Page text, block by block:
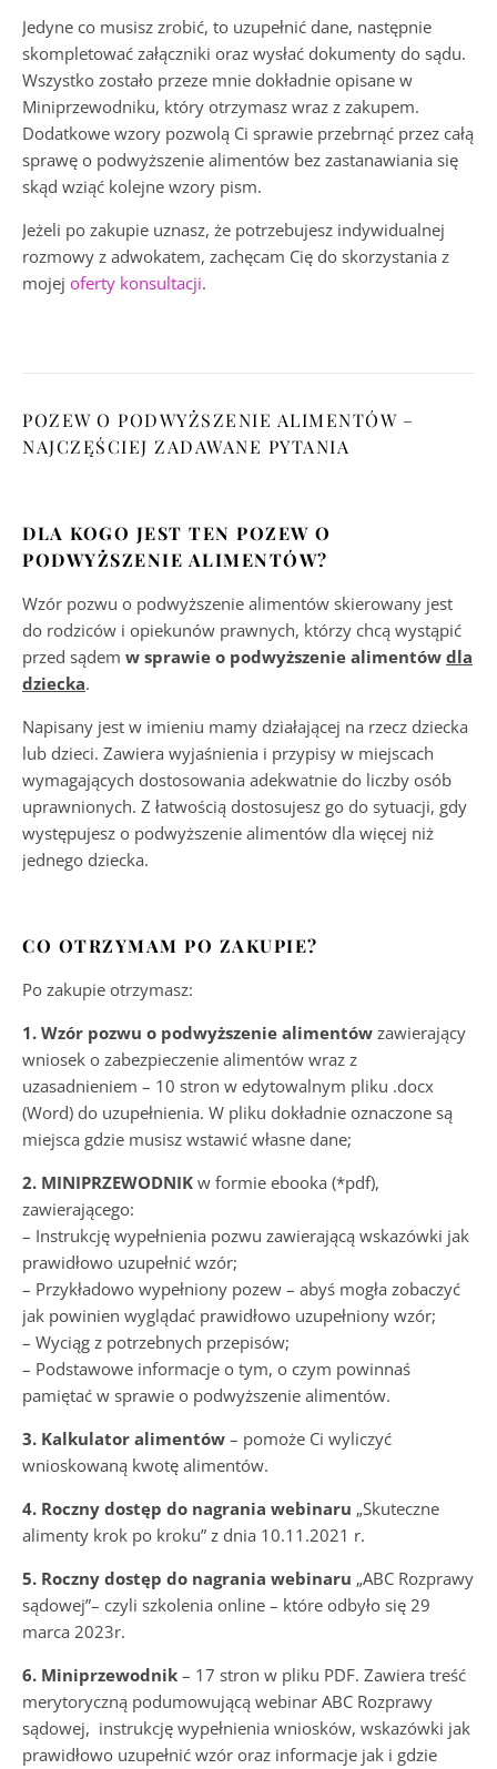
Jedyne co musisz zrobić, to uzupełnić dane, następnie
skompletować załączniki oraz wysłać dokumenty do sądu.
Wszystko zostało przeze mnie dokładnie opisane w
Miniprzewodniku, który otrzymasz wraz z zakupem.
Dodatkowe wzory pozwolą Ci sprawie przebrnąć przez całą
sprawę o podwyższenie alimentów bez zastanawiania się
skąd wziąć kolejne wzory pism.
Jeżeli po zakupie uznasz, że potrzebujesz indywidualnej
rozmowy z adwokatem, zachęcam Cię do skorzystania z
mojej oferty konsultacji.
POZEW O PODWYŻSZENIE ALIMENTÓW –
NAJCZĘŚCIEJ ZADAWANE PYTANIA
DLA KOGO JEST TEN POZEW O
PODWYŻSZENIE ALIMENTÓW?
Wzór pozwu o podwyższenie alimentów skierowany jest
do rodziców i opiekunów prawnych, którzy chcą wystąpić
przed sądem w sprawie o podwyższenie alimentów dla
dziecka.
Napisany jest w imieniu mamy działającej na rzecz dziecka
lub dzieci. Zawiera wyjaśnienia i przypisy w miejscach
wymagających dostosowania adekwatnie do liczby osób
uprawnionych. Z łatwością dostosujesz go do sytuacji, gdy
występujesz o podwyższenie alimentów dla więcej niż
jednego dziecka.
CO OTRZYMAM PO ZAKUPIE?
Po zakupie otrzymasz:
1. Wzór pozwu o podwyższenie alimentów zawierający
wniosek o zabezpieczenie alimentów wraz z
uzasadnieniem – 10 stron w edytowalnym pliku .docx
(Word) do uzupełnienia. W pliku dokładnie oznaczone są
miejsca gdzie musisz wstawić własne dane;
2. MINIPRZEWODNIK w formie ebooka (*pdf),
zawierającego:
– Instrukcję wypełnienia pozwu zawierającą wskazówki jak
prawidłowo uzupełnić wzór;
– Przykładowo wypełniony pozew – abyś mogła zobaczyć
jak powinien wyglądać prawidłowo uzupełniony wzór;
– Wyciąg z potrzebnych przepisów;
– Podstawowe informacje o tym, o czym powinnaś
pamiętać w sprawie o podwyższenie alimentów.
3. Kalkulator alimentów – pomoże Ci wyliczyć
wnioskowaną kwotę alimentów.
4. Roczny dostęp do nagrania webinaru „Skuteczne
alimenty krok po kroku” z dnia 10.11.2021 r.
5. Roczny dostęp do nagrania webinaru „ABC Rozprawy
sądowej”– czyli szkolenia online – które odbyło się 29
marca 2023r.
6. Miniprzewodnik – 17 stron w pliku PDF. Zawiera treść
merytoryczną podumowującą webinar ABC Rozprawy
sądowej, instrukcję wypełnienia wniosków, wskazówki jak
prawidłowo uzupełnić wzór oraz informacje jak i gdzie